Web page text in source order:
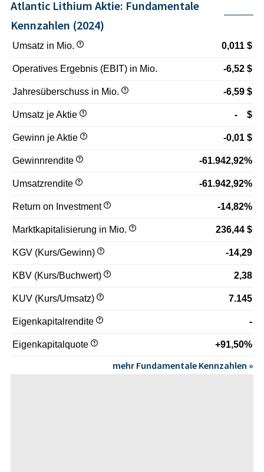
operative Cashflows ist Atlantic Lithium auf
kontinuierlichen Kapitalzugang angewiesen, was mit
Verwässerung und Abhängigkeit von Marktstimmungen
verbunden sein kann
Gemeinden, Umweltfragen oder Governance-Themen
institutionellen Investoren einschränken
kommt, hängt von der individuellen Risikobereitschaft,
jeweiligen Anleger ab.
Atlantic Lithium Aktie: Fundamentale
Kennzahlen (2024)
Umsatz in Mio. 0,011 $
Operatives Ergebnis (EBIT) in Mio. -6,52 $
Jahresüberschuss in Mio. -6,59 $
Umsatz je Aktie - $
Gewinn je Aktie -0,01 $
Gewinnrendite -61.942,92%
Umsatzrendite -61.942,92%
Return on Investment -14,82%
Marktkapitalisierung in Mio. 236,44 $
KGV (Kurs/Gewinn) -14,29
KBV (Kurs/Buchwert) 2,38
KUV (Kurs/Umsatz) 7.145
Eigenkapitalrendite -
Eigenkapitalquote +91,50%
mehr Fundamentale Kennzahlen »